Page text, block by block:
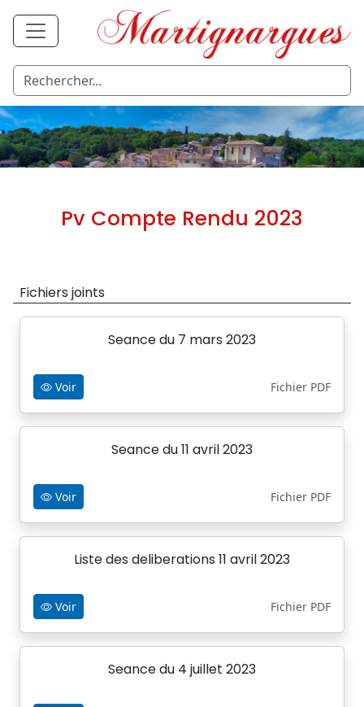
Pv Compte Rendu 2023
Fichiers joints
Seance du 7 mars 2023
Voir Fichier PDF
Seance du 11 avril 2023
Voir Fichier PDF
Liste des deliberations 11 avril 2023
Voir Fichier PDF
Seance du 4 juillet 2023